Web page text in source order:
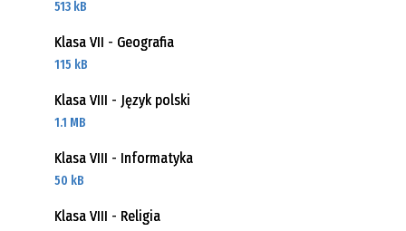
513 kB
Klasa VII - Geografia
115 kB
Klasa VIII - Język polski
1.1 MB
Klasa VIII - Informatyka
50 kB
Klasa VIII - Religia